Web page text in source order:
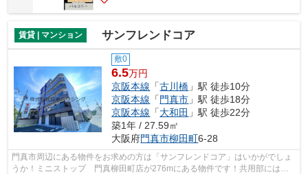
賃貸 | マンション サンフレンドコア
敷0
6.5万円
京阪本線 「古川橋 」駅 徒歩10分
京阪本線 「 門真市 」駅 徒歩18分
京阪本線 「大和田 」駅 徒歩22分
築1年 / 27.59㎡
大阪府門真市柳田町6-28
門真市周辺にある物件をお求めの方は「サンフレンドコア」はいかがでしょ
うか！ミニストップ 門真柳田町店が276mにある物件です！共用部には敷